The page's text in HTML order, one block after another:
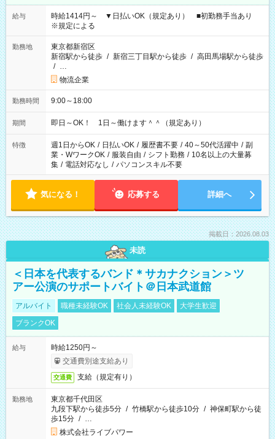
給与
時給1414円～ ▼日払いOK（規定あり） ■初勤務手当あり
※規定による
勤務地
東京都新宿区
新宿駅から徒歩 / 新宿三丁目駅から徒歩 / 高田馬場駅から徒歩
/ …
物流企業
勤務時間 9:00～18:00
期間 即日～OK！ 1日～働けます＾＾（規定あり）
特徴 週1日からOK / 日払いOK / 履歴書不要 / 40～50代活躍中 / 副
業・WワークOK / 服装自由 / シフト勤務 / 10名以上の大量募
集 / 電話対応なし / パソコンスキル不要
気になる！ 応募する 詳細へ
掲載日：2026.08.03
未読
＜日本を代表するバンド＊サカナクション＞ツ
アー公演のサポートバイト＠日本武道館
アルバイト 職種未経験OK 社会人未経験OK
大学生歓迎
ブランクOK
給与
時給1250円～
交通費別途支給あり
交通費 支給（規定有り）
勤務地
東京都千代田区
九段下駅から徒歩5分 / 竹橋駅から徒歩10分 / 神保町駅から徒
歩15分 / …
株式会社ライブパワー